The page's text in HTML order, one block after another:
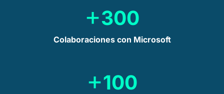
+300
Colaboraciones con Microsoft
+100